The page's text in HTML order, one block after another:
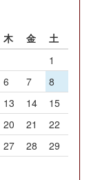
木 金
土
1
6 7
8
13 14
15
20 21
22
27 28
29